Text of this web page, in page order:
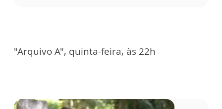
"Arquivo A", quinta-feira, às 22h